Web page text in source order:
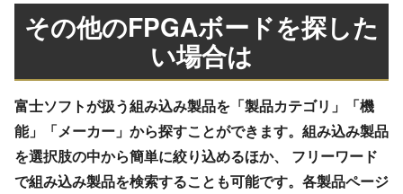
その他のFPGAボードを探した
い場合は
富士ソフトが扱う組み込み製品を「製品カテゴリ」「機
能」「メーカー」から探すことができます。組み込み製品
を選択肢の中から簡単に絞り込めるほか、 フリーワード
で組み込み製品を検索することも可能です。各製品ページ